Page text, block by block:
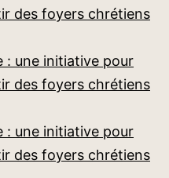
des foyers chrétiens
: une initiative pour
des foyers chrétiens
: une initiative pour
des foyers chrétiens